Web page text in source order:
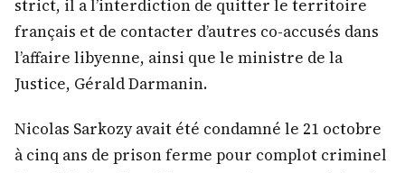
strict, il a l’interdiction de quitter le territoire
français et de contacter d’autres co-accusés dans
l’affaire libyenne, ainsi que le ministre de la
Justice, Gérald Darmanin.
Nicolas Sarkozy avait été condamné le 21 octobre
à cinq ans de prison ferme pour complot criminel